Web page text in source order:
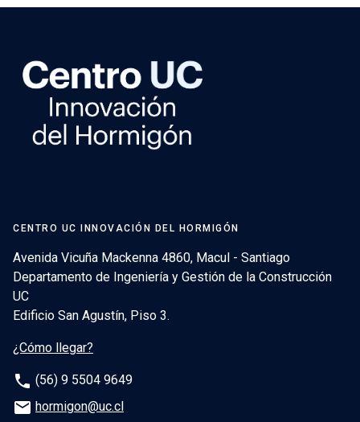
CENTRO UC INNOVACIÓN DEL HORMIGÓN
Avenida Vicuña Mackenna 4860, Macul - Santiago
Departamento de Ingeniería y Gestión de la Construcción
UC
Edificio San Agustín, Piso 3.
¿Cómo llegar?
phone (56) 9 5504 9649
email hormigon@uc.cl